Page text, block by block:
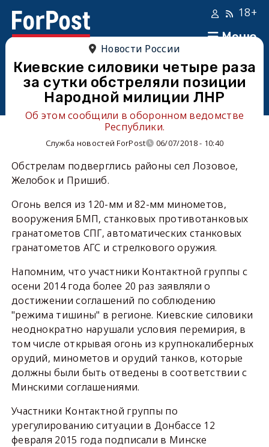
Меню
18+
Новости России
Киевские силовики четыре раза
за сутки обстреляли позиции
Народной милиции ЛНР
Об этом сообщили в оборонном ведомстве
Республики.
Служба новостей ForPost 06/07/2018 - 10:40
Обстрелам подверглись районы сел Лозовое,
Желобок и Пришиб.
Огонь велся из 120-мм и 82-мм минометов,
вооружения БМП, станковых противотанковых
гранатометов СПГ, автоматических станковых
гранатометов АГС и стрелкового оружия.
Напомним, что участники Контактной группы с
осени 2014 года более 20 раз заявляли о
достижении соглашений по соблюдению
"режима тишины" в регионе. Киевские силовики
неоднократно нарушали условия перемирия, в
том числе открывая огонь из крупнокалиберных
орудий, минометов и орудий танков, которые
должны были быть отведены в соответствии с
Минскими соглашениями.
Участники Контактной группы по
урегулированию ситуации в Донбассе 12
февраля 2015 года подписали в Минске